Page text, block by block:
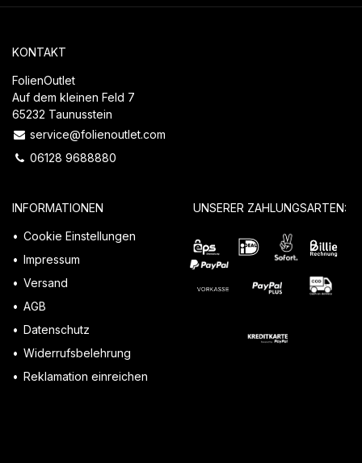
KONTAKT
FolienOutlet
Auf dem kleinen Feld 7
65232 Taunusstein
service@folienoutlet.com
06128 9688880
INFORMATIONEN
Cookie Einstellungen
Impressum
Versand
AGB
Datenschutz
Widerrufsbelehrung
Reklamation einreichen
UNSERER ZAHLUNGSARTEN: